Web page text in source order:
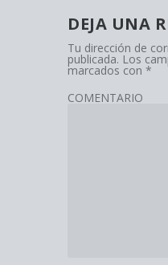
DEJA UNA
Tu dirección de
publicada. Los
marcados con *
COMENTARIO